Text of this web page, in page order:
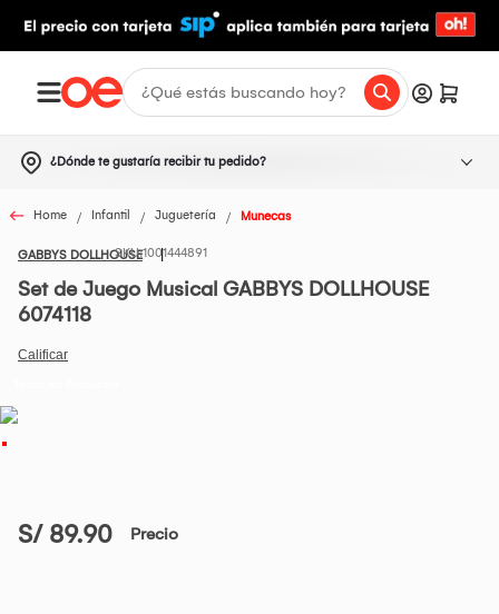
¿Dónde te gustaría recibir tu pedido?
Home Infantil Juguetería Munecas
GABBYS DOLLHOUSE1001444891
Set de Juego Musical GABBYS DOLLHOUSE
6074118
S/ 89.90 Precio